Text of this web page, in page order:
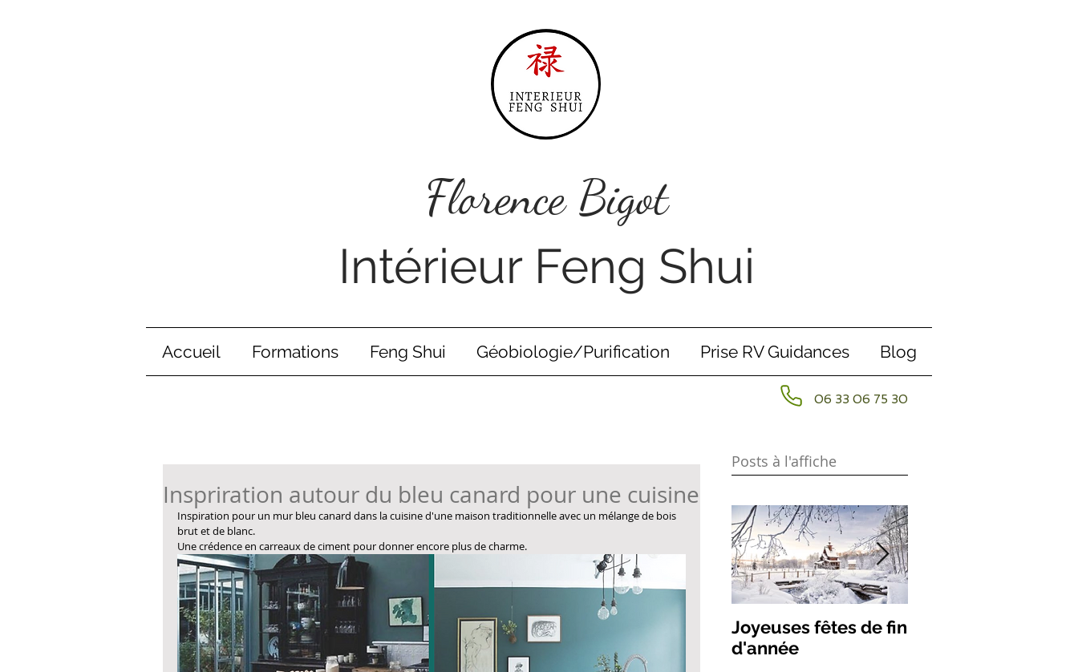
Florence Bigot
Intérieur Feng Shui
Accueil Formations Feng Shui Géobiologie/Purification Prise RV Guidances Blog
06 33 06 75 30
Inspriration autour du bleu canard pour une cuisine
Inspiration pour un mur bleu canard dans la cuisine d'une maison traditionnelle avec un mélange de bois
brut et de blanc.
Une crédence en carreaux de ciment pour donner encore plus de charme.
Posts à l'affiche
Joyeuses fêtes de fin
d'année